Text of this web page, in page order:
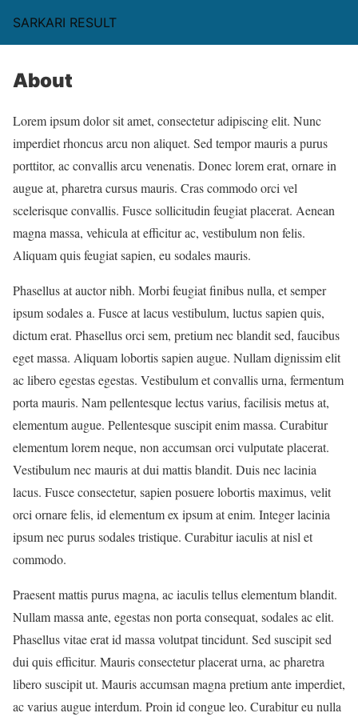
SARKARI RESULT
About
Lorem ipsum dolor sit amet, consectetur adipiscing elit. Nunc
imperdiet rhoncus arcu non aliquet. Sed tempor mauris a purus
porttitor, ac convallis arcu venenatis. Donec lorem erat, ornare in
augue at, pharetra cursus mauris. Cras commodo orci vel
scelerisque convallis. Fusce sollicitudin feugiat placerat. Aenean
magna massa, vehicula at efficitur ac, vestibulum non felis.
Aliquam quis feugiat sapien, eu sodales mauris.
Phasellus at auctor nibh. Morbi feugiat finibus nulla, et semper
ipsum sodales a. Fusce at lacus vestibulum, luctus sapien quis,
dictum erat. Phasellus orci sem, pretium nec blandit sed, faucibus
eget massa. Aliquam lobortis sapien augue. Nullam dignissim elit
ac libero egestas egestas. Vestibulum et convallis urna, fermentum
porta mauris. Nam pellentesque lectus varius, facilisis metus at,
elementum augue. Pellentesque suscipit enim massa. Curabitur
elementum lorem neque, non accumsan orci vulputate placerat.
Vestibulum nec mauris at dui mattis blandit. Duis nec lacinia
lacus. Fusce consectetur, sapien posuere lobortis maximus, velit
orci ornare felis, id elementum ex ipsum at enim. Integer lacinia
ipsum nec purus sodales tristique. Curabitur iaculis at nisl et
commodo.
Praesent mattis purus magna, ac iaculis tellus elementum blandit.
Nullam massa ante, egestas non porta consequat, sodales ac elit.
Phasellus vitae erat id massa volutpat tincidunt. Sed suscipit sed
dui quis efficitur. Mauris consectetur placerat urna, ac pharetra
libero suscipit ut. Mauris accumsan magna pretium ante imperdiet,
ac varius augue interdum. Proin id congue leo. Curabitur eu nulla